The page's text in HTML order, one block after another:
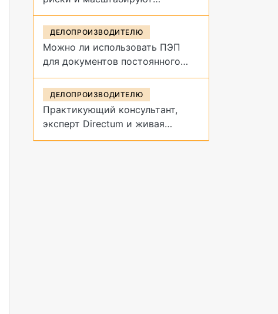
управление договорами
ДЕЛОПРОИЗВОДИТЕЛЮ
Можно ли использовать ПЭП
для документов постоянного
срока хранения?
ДЕЛОПРОИЗВОДИТЕЛЮ
Практикующий консультант,
эксперт Directum и живая
демонстрация архивных